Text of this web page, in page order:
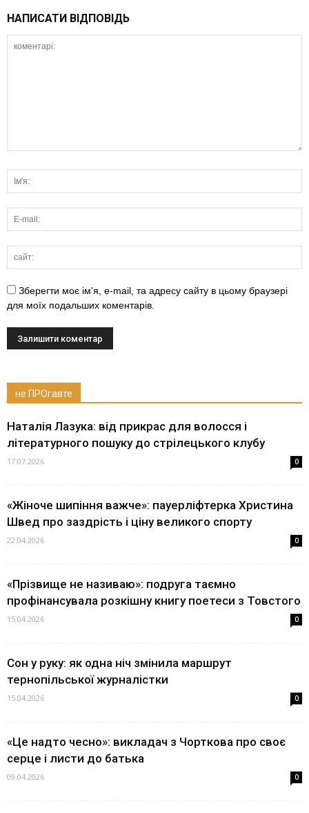
НАПИСАТИ ВІДПОВІДЬ
Зберегти моє ім'я, e-mail, та адресу сайту в цьому браузері
для моїх подальших коментарів.
не ПРОгавте
Наталія Лазука: від прикрас для волосся і
літературного пошуку до стрілецького клубу
17.07.2026 0
«Жіноче шипіння важче»: пауерліфтерка Христина
Швед про заздрість і ціну великого спорту
22.04.2026 0
«Прізвище не називаю»: подруга таємно
профінансувала розкішну книгу поетеси з Товстого
15.04.2026 0
Сон у руку: як одна ніч змінила маршрут
тернопільської журналістки
15.04.2026 0
«Це надто чесно»: викладач з Чорткова про своє
серце і листи до батька
09.04.2026 0